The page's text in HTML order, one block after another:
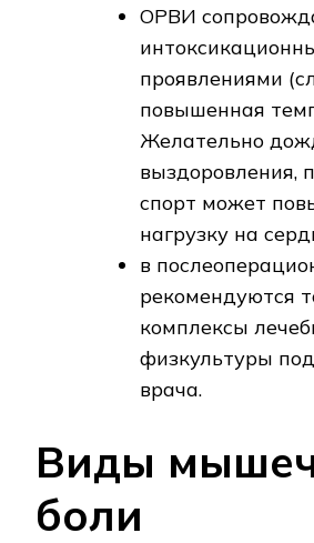
ОРВИ
проявлениями
повышенная
Желательно
выздоровления,
спорт может
нагрузку на
в
рекомендуются
комплексы
физкультуры
врача.
Виды
боли